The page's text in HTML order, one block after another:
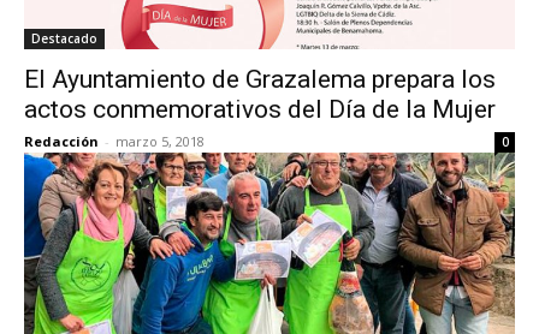
Destacado
El Ayuntamiento de Grazalema prepara los
actos conmemorativos del Día de la Mujer
Redacción - marzo 5, 2018 0